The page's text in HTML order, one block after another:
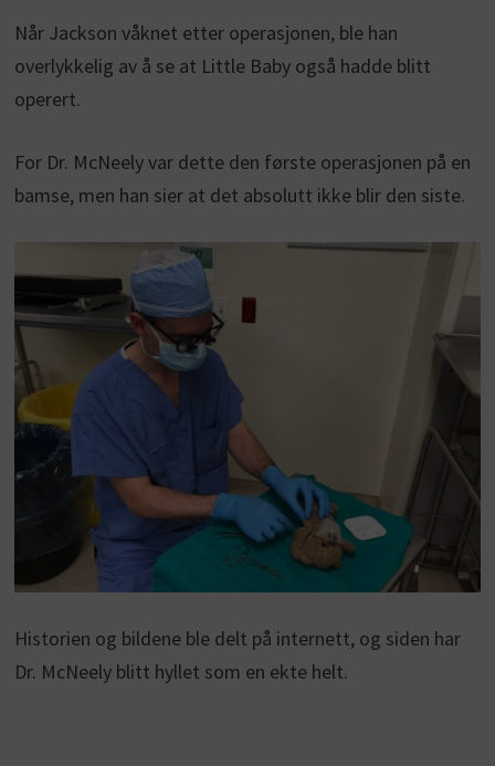
Når Jackson våknet etter operasjonen, ble han
overlykkelig av å se at Little Baby også hadde blitt
operert.
For Dr. McNeely var dette den første operasjonen på en
bamse, men han sier at det absolutt ikke blir den siste.
Historien og bildene ble delt på internett, og siden har
Dr. McNeely blitt hyllet som en ekte helt.